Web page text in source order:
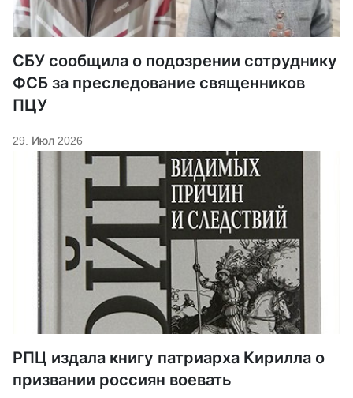
СБУ сообщила о подозрении сотруднику
ФСБ за преследование священников
ПЦУ
29. Июл 2026
РПЦ издала книгу патриарха Кирилла о
призвании россиян воевать